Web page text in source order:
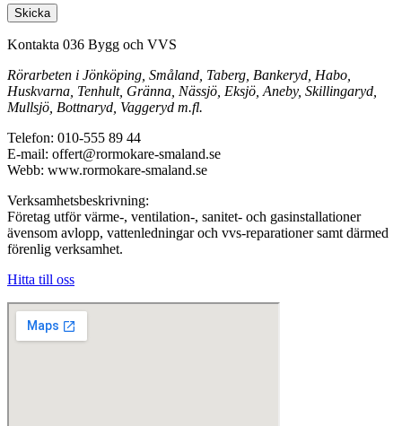
Skicka
Kontakta 036 Bygg och VVS
Rörarbeten i Jönköping, Småland, Taberg, Bankeryd, Habo,
Huskvarna, Tenhult, Gränna, Nässjö, Eksjö, Aneby, Skillingaryd,
Mullsjö, Bottnaryd, Vaggeryd m.fl.
Telefon: 010-555 89 44
E-mail: offert@rormokare-smaland.se
Webb: www.rormokare-smaland.se
Verksamhetsbeskrivning:
Företag utför värme-, ventilation-, sanitet- och gasinstallationer
ävensom avlopp, vattenledningar och vvs-reparationer samt därmed
förenlig verksamhet.
Hitta till oss